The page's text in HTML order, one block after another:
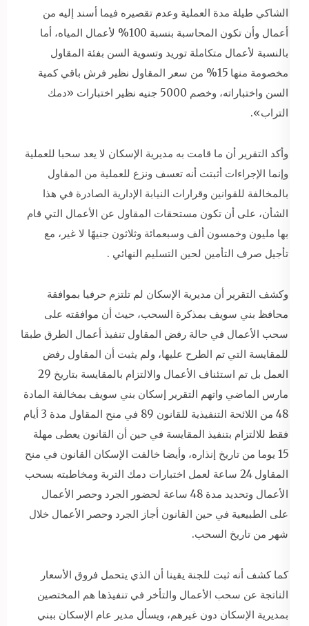
الشاكي طيلة مدة العملية وعدم تقصيره فيما أسند إليه من
أعمال وأن تكون المحاسبة بنسبة 100% لأعمال المياه، أما
بالنسبة لأعمال متكاملة توريد وتسوية السن بفئة المقاول
مخصومة منها 15% من سعر المقاول نظير فرش باقي كمية
السن واختباراته، وخصم 5000 جنيه نظير اختبارات «دمك
التراب».
وأكد التقرير أن ما قامت به مديرية الإسكان لا يعد سحبا للعملية
وإنما الإجراءات أثبتت أنه تعسف ونزع للعملية من المقاول
بالمخالفة للقوانين وقرارات النيابة الإدارية الصادرة في هذا
الشأن، على أن تكون مستحقات المقاول عن الأعمال التي قام
بها مليون وخمسون ألف وسبعمائة وثلاثون جنيهًا لا غير، مع
تأجيل صرف التأمين لحين التسليم النهائي .
وكشف التقرير أن مديرية الإسكان لم تلتزم حرفيا بموافقة
محافظ بني سويف بمذكرة السحب، حيث أن موافقته على
سحب الأعمال في حالة رفض المقاول تنفيذ أعمال الطرق طبقا
للمقايسة التي تم الطرح عليها، ولم يثبت أن المقاول رفض
العمل بل تم استئناف الأعمال والالتزام بالمقايسة بتاريخ 29
مارس الماضي واتهم التقرير إسكان بني سويف بمخالفة المادة
48 من اللائحة التنفيذية للقانون 89 في منح المقاول مدة 3 أيام
فقط للالتزام بتنفيذ المقايسة في حين أن القانون يعطى مهلة
15 يوما من تاريخ إنذاره، وأيضا خالفت الإسكان القانون في منح
المقاول 24 ساعة لعمل اختبارات دمك التربة ومخاطبته بسحب
الأعمال وتحديد مدة 48 ساعة لحضور الجرد وحصر الأعمال
على الطبيعية في حين القانون أجاز الجرد وحصر الأعمال خلال
شهر من تاريخ السحب.
كما كشف أنه ثبت للجنة يقينا أن الذي يتحمل فروق الأسعار
الناتجة عن سحب الأعمال والتأخر في تنفيذها هم المختصين
بمديرية الإسكان دون غيرهم، ويسأل مدير عام الإسكان ببني